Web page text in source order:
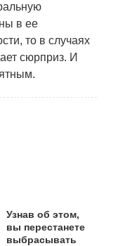
в ее
то в случаях
сюрприз. И
Узнав об этом,
вы перестанете
выбрасывать